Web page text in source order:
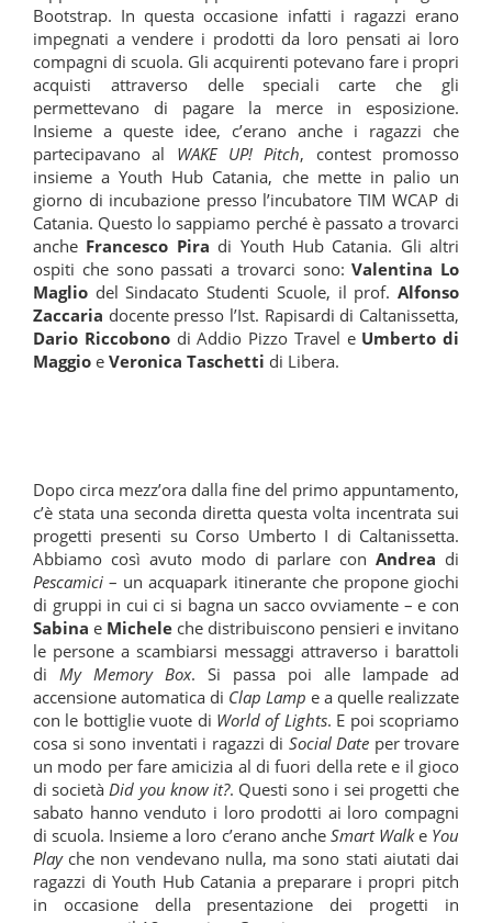
Bootstrap. In questa occasione infatti i ragazzi erano
impegnati a vendere i prodotti da loro pensati ai loro
compagni di scuola. Gli acquirenti potevano fare i propri
acquisti attraverso delle speciali carte che gli
permettevano di pagare la merce in esposizione.
Insieme a queste idee, c’erano anche i ragazzi che
partecipavano al WAKE UP! Pitch, contest promosso
insieme a Youth Hub Catania, che mette in palio un
giorno di incubazione presso l’incubatore TIM WCAP di
Catania. Questo lo sappiamo perché è passato a trovarci
anche Francesco Pira di Youth Hub Catania. Gli altri
ospiti che sono passati a trovarci sono:Valentina Lo
Maglio del Sindacato Studenti Scuole, il prof. Alfonso
Zaccaria docente presso l’Ist. Rapisardi di Caltanissetta,
Dario Riccobonodi Addio Pizzo Travel e Umberto di
Maggio e Veronica Taschetti di Libera.
Dopo circa mezz’ora dalla fine del primo appuntamento,
c’è stata una seconda diretta questa volta incentrata sui
progetti presenti su Corso Umberto I di Caltanissetta.
Abbiamo così avuto modo di parlare conAndrea di
Pescamici – un acquapark itinerante che propone giochi
di gruppi in cui ci si bagna un sacco ovviamente – e con
Sabina e Michele che distribuiscono pensieri e invitano
le persone a scambiarsi messaggi attraverso i barattoli
di My Memory Box. Si passa poi alle lampade ad
accensione automatica di Clap Lamp e a quelle realizzate
con le bottiglie vuote di World of Lights. E poi scopriamo
cosa si sono inventati i ragazzi di Social Date per trovare
un modo per fare amicizia al di fuori della rete e il gioco
di società Did you know it?. Questi sono i sei progetti che
sabato hanno venduto i loro prodotti ai loro compagni
di scuola. Insieme a loro c’erano anche Smart Walke You
Playche non vendevano nulla, ma sono stati aiutati dai
ragazzi di Youth Hub Catania a preparare i propri pitch
in occasione della presentazione dei progetti in